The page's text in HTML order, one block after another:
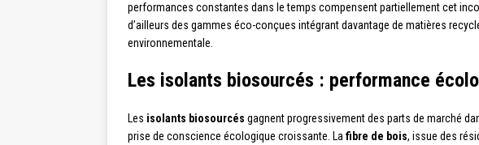
performances constantes dans le temps compensent partiellement cet
d’ailleurs des gammes éco-conçues intégrant davantage de matières
environnementale.
Les isolants biosourcés : performance
Les isolants biosourcés gagnent progressivement des parts de marché
prise de conscience écologique croissante. La fibre de bois, issue des